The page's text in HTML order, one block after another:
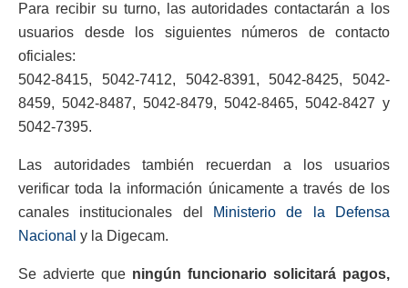
Para recibir su turno, las autoridades contactarán a los
usuarios desde los siguientes números de contacto
oficiales:
5042-8415, 5042-7412, 5042-8391, 5042-8425, 5042-
8459, 5042-8487, 5042-8479, 5042-8465, 5042-8427 y
5042-7395.
Las autoridades también recuerdan a los usuarios
verificar toda la información únicamente a través de los
canales institucionales del
Ministerio de la Defensa
Nacional y la Digecam.
Se advierte que ningún funcionario solicitará pagos,